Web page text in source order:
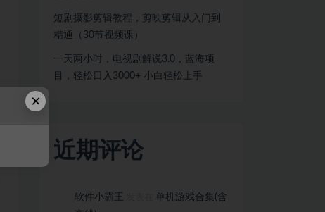
短剧摄影剪辑教程，剪映剪辑从入门到
精通（30节视频课）
一天两小时，电视剧解说3.0，蓝海项
目，轻松日入3000+ 小白轻松上手
近期评论
软件小霸王
单机游戏合集(含
×